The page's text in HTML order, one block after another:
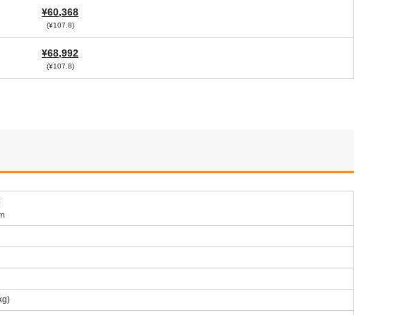
¥60,368
(¥107.8)
¥68,992
(¥107.8)